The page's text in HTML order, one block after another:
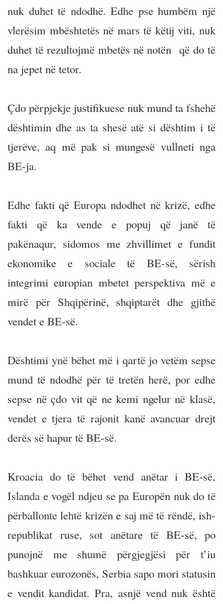
nuk duhet të ndodhë. Edhe pse humbëm një
vlerësim mbështetës në mars të këtij viti, nuk
duhet të rezultojmë mbetës në notën që do të
na jepet në tetor.
Çdo përpjekje justifikuese nuk mund ta fshehë
dështimin dhe as ta shesë atë si dështim i të
tjerëve, aq më pak si mungesë vullneti nga
BE-ja.
Edhe fakti që Europa ndodhet në krizë, edhe
fakti që ka vende e popuj që janë të
pakënaqur, sidomos me zhvillimet e fundit
ekonomike e sociale të BE-së, sërish
integrimi europian mbetet perspektiva më e
mirë për Shqipërinë, shqiptarët dhe gjithë
vendet e BE-së.
Dështimi ynë bëhet më i qartë jo vetëm sepse
mund të ndodhë për të tretën herë, por edhe
sepse në çdo vit që ne kemi ngelur në klasë,
vendet e tjera të rajonit kanë avancuar drejt
derës së hapur të BE-së.
Kroacia do të bëhet vend anëtar i BE-së,
Islanda e vogël ndjeu se pa Europën nuk do të
përballonte lehtë krizën e saj më të rëndë, ish-
republikat ruse, sot anëtare të BE-së, po
punojnë me shumë përgjegjësi për t’iu
bashkuar eurozonës, Serbia sapo mori statusin
e vendit kandidat. Pra, asnjë vend nuk është